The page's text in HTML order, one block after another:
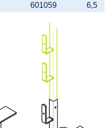
601059 6,5